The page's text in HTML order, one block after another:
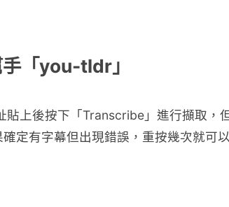
「you-tldr」
貼上後按下「Transcribe」進行擷取，
定有字幕但出現錯誤，重按幾次就可